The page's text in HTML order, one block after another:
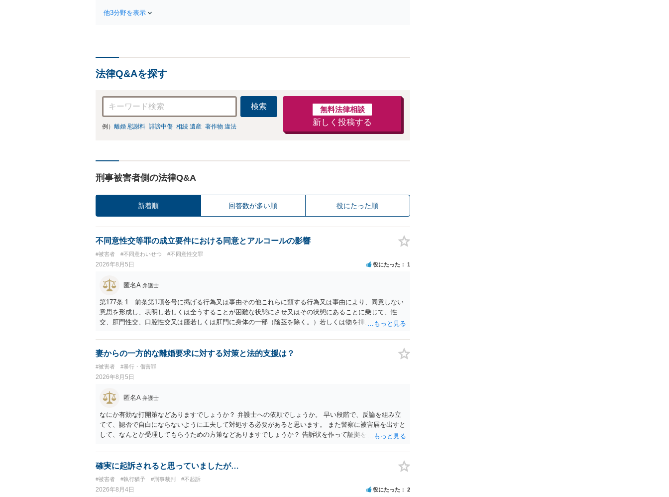
他3分野を表示
法律Q&Aを探す
検索
例） 離婚 慰謝料 誹謗中傷 相続 遺産 著作物 違法
無料法律相談
新しく投稿する
刑事被害者側の法律Q&A
新着順 回答数が多い順 役にたった順
不同意性交等罪の成立要件における同意とアルコールの影響
#被害者 #不同意わいせつ #不同意性交罪
2026年8月5日 役にたった 1
匿名A 弁護士
第177条 1 前条第1項各号に掲げる行為又は事由その他これらに類する行為又は事由により、同意しない
意思を形成し、表明し若しくは全うすることが困難な状態にさせ又はその状態にあることに乗じて、性
交、肛門性交、口腔性交又は膣若しくは肛門に身体の一部（陰茎を除く。）若しくは物を挿入する行為で
係の有無にかかわらず、5年以上の有期拘禁刑に処する。 第176条 1次に掲げる行為又は事由その他これら
に類する行為又は事由により、同意しない意思を形成し、表明し若しくは全うすることが困難な状態にさ
上10年以下の拘禁刑に処する。 ③アルコール若しくは薬物を摂取させること又はそれらの影響があるこ
と。 以上の通りですから、アルコール摂取だけでなく、「同意しない意思を形成し、表明し若しくは全う
することが困難な状態」であることが必要です。
妻からの一方的な離婚要求に対する対策と法的支援は？
#被害者 #暴行・傷害罪
2026年8月5日
匿名A 弁護士
なにか有効な打開策などありますでしょうか？ 弁護士への依頼でしょうか。 早い段階で、反論を組み立
てて、認否で自白にならないように工夫して対処する必要があると思います。 また警察に被害届を出すと
して、なんとか受理してもらうための方策などありますでしょうか？ 告訴状を作って証拠をそろえて出す
確実に起訴されると思っていましたが…
#被害者 #執行猶予 #刑事裁判 #不起訴
2026年8月4日 役にたった 2